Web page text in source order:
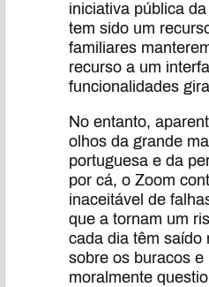
iniciativa pública da
tem sido um
familiares
recurso a um
funcionalidades
No entanto,
olhos da grande
portuguesa e da
por cá, o Zoom
inaceitável de
que a tornam um
cada dia têm saído
sobre os buracos e
moralmente